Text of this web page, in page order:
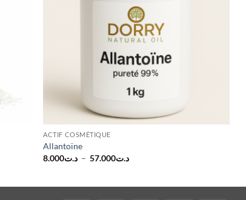
ACTIF COSMÉTIQUE
Allantoïne
د.ت8.000 – د.ت57.000
Plage